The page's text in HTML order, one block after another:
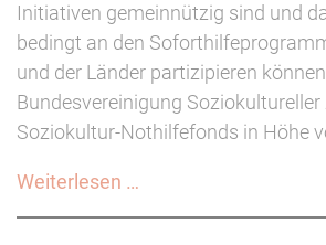
Initiativen gemeinnützig sind und
bedingt an den
und der Länder partizipieren
Bundesvereinigung Soziokultureller
Soziokultur-Nothilfefonds in Höhe
Weiterlesen …